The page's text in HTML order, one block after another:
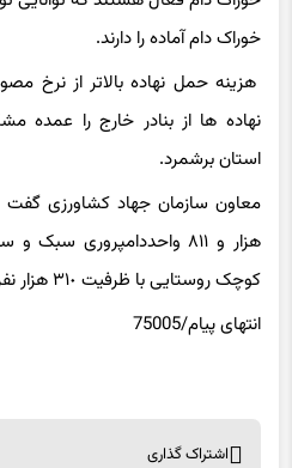
خوراک دام آماده را دارند.
هزینه حمل نهاده بالاتر از نرخ
نهاده ها از بنادر خارج را عمده
استان برشمرد.
هزار و ٨١١ واحددامپروری
کوچک روستایی با ظرفیت ٣١٠ هزار نفر -رأس دام است.
انتهای پیام/75005
اشتراک گذاری